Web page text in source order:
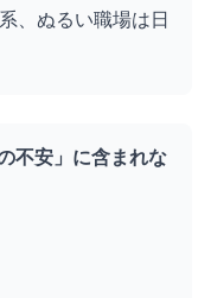
、ぬるい職場は日
不安」に含まれな